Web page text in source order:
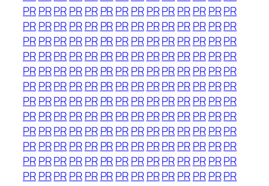
PRPRPRPRPR PRPRPRPRPRPRPR PRPR
PRPRPRPRPR PRPRPRPRPRPRPR PRPR
PRPRPRPRPR PRPRPRPRPRPRPR PRPR
PRPRPRPRPR PRPRPRPRPRPRPR PRPR
PRPRPRPRPR PRPRPRPRPRPRPR PRPR
PRPRPRPRPR PRPRPRPRPRPRPR PRPR
PRPRPRPRPR PRPRPRPRPRPRPR PRPR
PRPRPRPRPR PRPRPRPRPRPRPR PRPR
PRPRPRPRPR PRPRPRPRPRPRPR PRPR
PRPRPRPRPR PRPRPRPRPRPRPR PRPR
PRPRPRPRPR PRPRPRPRPRPRPR PRPR
PRPRPRPRPR PRPRPRPRPRPRPR PRPR